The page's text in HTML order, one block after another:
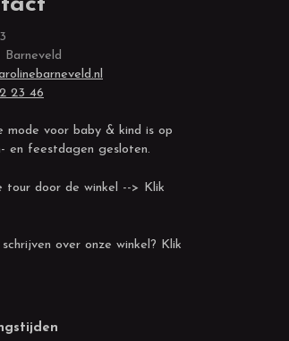
Barneveld
23 46
mode voor baby & kind is op
en feestdagen gesloten.
tour door de winkel --> Klik
schrijven over onze winkel? Klik